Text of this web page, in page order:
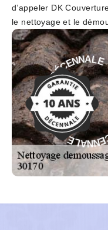
d’appeler DK
le nettoyage et le
G
A
R
A
N
T
I
E
D
É
C
E
N
NALE - G
L
E
-